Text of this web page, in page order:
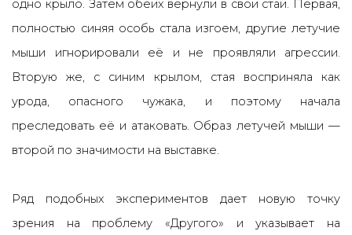
одно крыло. Затем обеих вернули в свои стаи. Первая,
полностью синяя особь стала изгоем, другие летучие
мыши игнорировали её и не проявляли агрессии.
Вторую же, с синим крылом, стая восприняла как
урода, опасного чужака, и поэтому начала
преследовать её и атаковать. Образ летучей мыши —
второй по значимости на выставке.
Ряд подобных экспериментов дает новую точку
зрения на проблему «Другого» и указывает на